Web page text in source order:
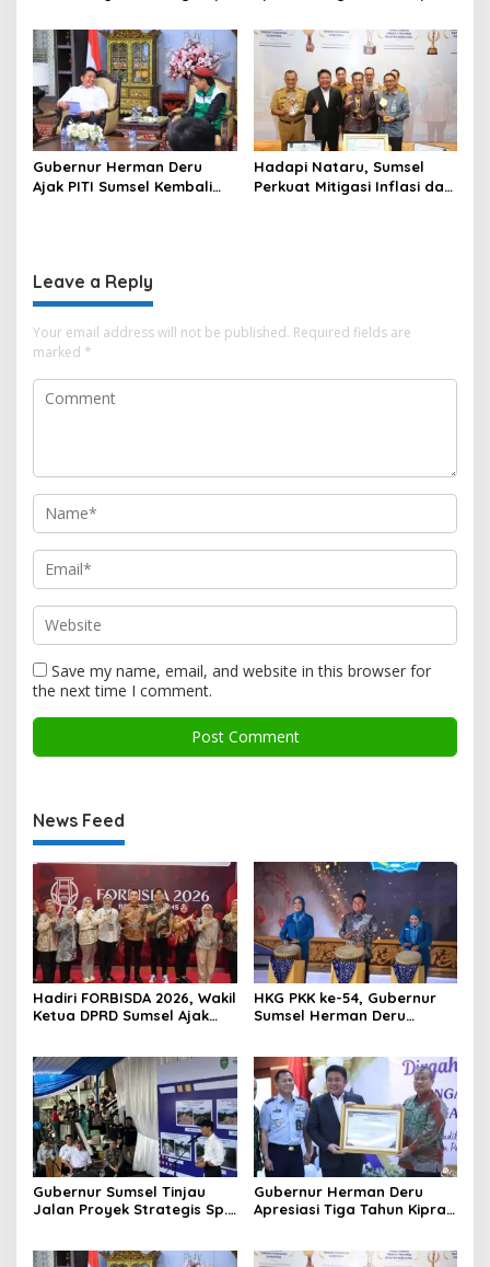
Desa Keman OKI
Pilar Keadilan Tata Usaha
Negara
Gubernur Herman Deru
Ajak PITI Sumsel Kembali
Hadapi Nataru, Sumsel
Perkuat Mitigasi Inflasi dan
Leave a Reply
Your email address will not be published. Required fields are
marked *
Save my name, email, and website in this browser for
the next time I comment.
News Feed
Hadiri FORBISDA 2026, Wakil
Ketua DPRD Sumsel Ajak
HKG PKK ke-54, Gubernur
Sumsel Herman Deru
Perempuan
Gubernur Sumsel Tinjau
Jalan Proyek Strategis Sp.
Gubernur Herman Deru
Apresiasi Tiga Tahun Kiprah
Negara